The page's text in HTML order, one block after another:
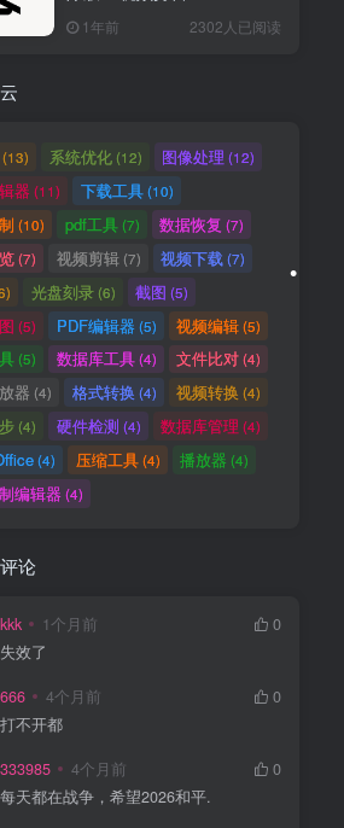
1年前 2302人已阅读
(13) 系统优化(12) 图像处理 (12)
器(11) 下载工具(10)
(10) pdf工具(7) 数据恢复 (7)
(7) 视频剪辑(7) 视频下载(7)
光盘刻录(6) 截图 (5)
(5) PDF编辑器(5) 视频编辑(5)
(5) 数据库工具(4) 文件比对(4)
器 (4) 格式转换 (4) 视频转换 (4)
(4) 硬件检测 (4) 数据库管理 (4)
(4) 压缩工具(4) 播放器 (4)
编辑器(4)
论
kkk 1个月前
0
失效了
666 4个月前
0
打不开都
333985 4个月前
0
每天都在战争，希望2026和平.